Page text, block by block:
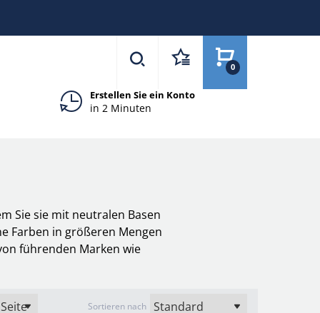
0
Erstellen Sie ein Konto
in 2 Minuten
Sie sie mit neutralen Basen
Farben in größeren Mengen
führenden Marken wie
Sortieren nach